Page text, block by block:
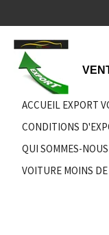
au
contenu
principal
ACCUEIL EXPORT
CONDITIONS
QUI SOMMES-NOUS
VOITURE MOINS